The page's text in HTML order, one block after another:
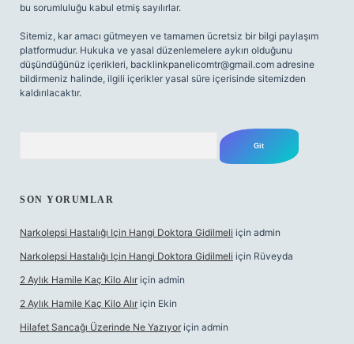
bu sorumluluğu kabul etmiş sayılırlar.
Sitemiz, kar amacı gütmeyen ve tamamen ücretsiz bir bilgi paylaşım
platformudur. Hukuka ve yasal düzenlemelere aykırı olduğunu
düşündüğünüz içerikleri, backlinkpanelicomtr@gmail.com adresine
bildirmeniz halinde, ilgili içerikler yasal süre içerisinde sitemizden
kaldırılacaktır.
SON YORUMLAR
Narkolepsi Hastalığı Için Hangi Doktora Gidilmeli için admin
Narkolepsi Hastalığı Için Hangi Doktora Gidilmeli için Rüveyda
2 Aylık Hamile Kaç Kilo Alır için admin
2 Aylık Hamile Kaç Kilo Alır için Ekin
Hilafet Sancağı Üzerinde Ne Yazıyor için admin